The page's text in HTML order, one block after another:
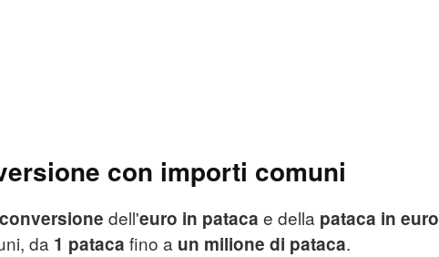
con importi comuni
conversione dell'euro in pataca e della pataca in euro
da 1 pataca fino a un milione di pataca.